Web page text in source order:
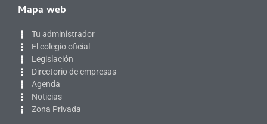
Mapa web
Tu administrador
El colegio oficial
Legislación
Directorio de empresas
Agenda
Noticias
Zona Privada